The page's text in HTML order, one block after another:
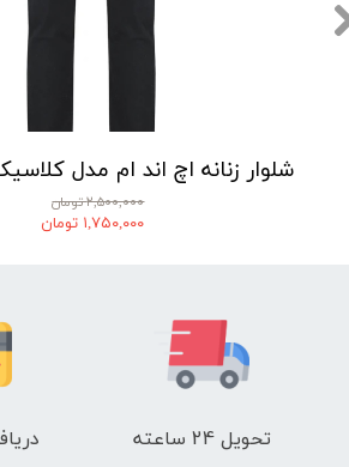
۲,۵۰۰,۰۰۰ تومان
۱,۷۵۰,۰۰۰ تومان
تحویل 24 ساعته